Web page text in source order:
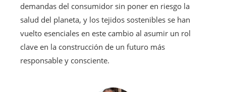
demandas del consumidor sin poner en riesgo la
salud del planeta, y los tejidos sostenibles se han
vuelto esenciales en este cambio al asumir un rol
clave en la construcción de un futuro más
responsable y consciente.